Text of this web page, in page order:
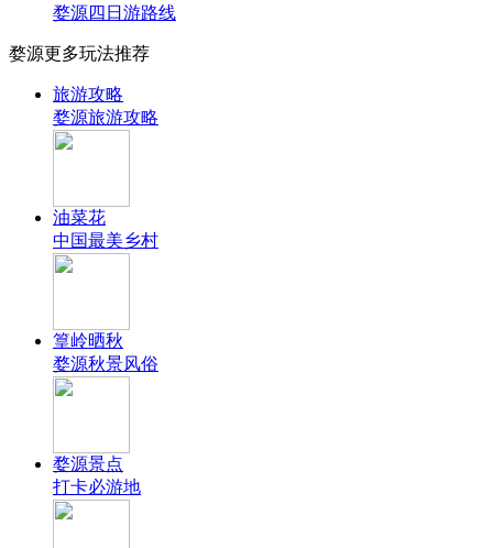
婺源四日游路线
婺源更多玩法推荐
旅游攻略
婺源旅游攻略
油菜花
中国最美乡村
篁岭晒秋
婺源秋景风俗
婺源景点
打卡必游地